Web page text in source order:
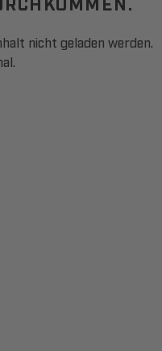
nicht geladen werden.